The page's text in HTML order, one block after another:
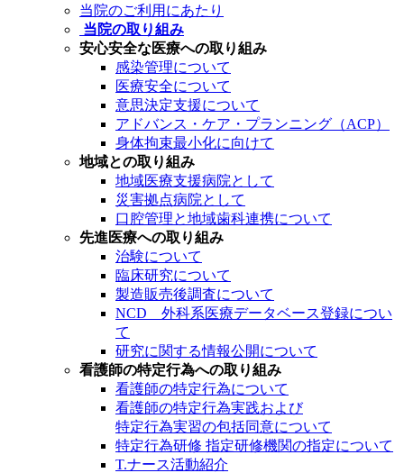
当院のご利用にあたり
当院の取り組み
安心安全な医療への取り組み
感染管理について
医療安全について
意思決定支援について
アドバンス・ケア・プランニング（ACP）
身体拘束最小化に向けて
地域との取り組み
地域医療支援病院として
災害拠点病院として
口腔管理と地域歯科連携について
先進医療への取り組み
治験について
臨床研究について
製造販売後調査について
NCD 外科系医療データベース登録につい
て
研究に関する情報公開について
看護師の特定行為への取り組み
看護師の特定行為について
看護師の特定行為実践および
特定行為実習の包括同意について
特定行為研修 指定研修機関の指定について
T.ナース活動紹介